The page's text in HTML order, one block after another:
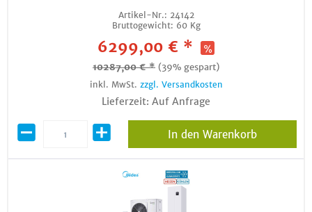
Artikel-Nr.: 24142
Bruttogewicht: 60 Kg
6299,00 € *
10287,00 € * (39% gespart)
inkl. MwSt. zzgl. Versandkosten
Lieferzeit: Auf Anfrage
In den Warenkorb